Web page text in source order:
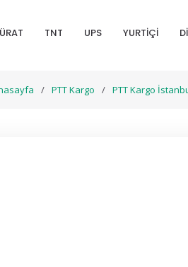
TNT UPS YURTİÇİ
PTT Kargo PTT Kargo